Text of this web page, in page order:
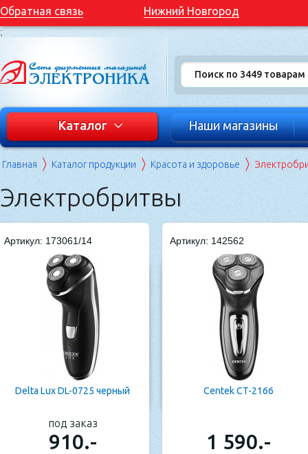
Обратная связь Нижний Новгород
;
Каталог Наши магазины
Главная Каталог продукции Красота и здоровье
Электробритвы
Артикул: 173061/14
Delta Lux DL-0725 черный
под заказ
910.-
Артикул: 142562
Centek CT-2166
1 590.-